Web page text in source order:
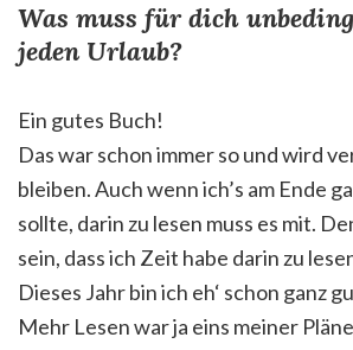
Was muss für dich
jeden Urlaub?
Ein gutes Buch!
Das war schon immer so und wird
bleiben. Auch wenn ich’s am Ende
sollte, darin zu lesen muss es mit.
sein, dass ich Zeit habe darin zu
Dieses Jahr bin ich eh‘ schon ganz
Mehr Lesen war ja eins meiner